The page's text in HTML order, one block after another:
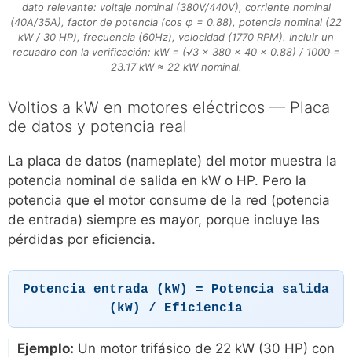
dato relevante: voltaje nominal (380V/440V), corriente nominal
(40A/35A), factor de potencia (cos φ = 0.88), potencia nominal (22
kW / 30 HP), frecuencia (60Hz), velocidad (1770 RPM). Incluir un
recuadro con la verificación: kW = (√3 × 380 × 40 × 0.88) / 1000 =
23.17 kW ≈ 22 kW nominal.
Voltios a kW en motores eléctricos — Placa
de datos y potencia real
La placa de datos (nameplate) del motor muestra la
potencia nominal de salida en kW o HP. Pero la
potencia que el motor consume de la red (potencia
de entrada) siempre es mayor, porque incluye las
pérdidas por eficiencia.
Potencia entrada (kW) = Potencia salida
(kW) / Eficiencia
Ejemplo: Un motor trifásico de 22 kW (30 HP) con